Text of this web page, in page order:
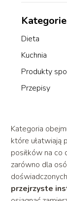
Kategorie
Dieta
Kuchnia
Produkty
Przepisy
Kategoria
które ułatwiają
posiłków na co
zarówno dla
przejrzyste